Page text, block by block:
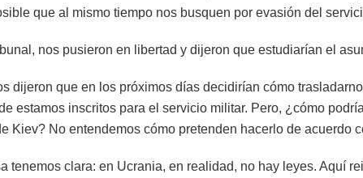
que al mismo tiempo nos busquen por evasión del
nos pusieron en libertad y dijeron que estudiarían el
dijeron que en los próximos días decidirían cómo
estamos inscritos para el servicio militar. Pero, ¿cómo
Kiev? No entendemos cómo pretenden hacerlo de acuerdo
tenemos clara: en Ucrania, en realidad, no hay leyes. Aquí